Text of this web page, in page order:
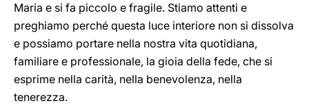
Maria e si fa piccolo e fragile. Stiamo attenti e
preghiamo perché questa luce interiore non si dissolva
e possiamo portare nella nostra vita quotidiana,
familiare e professionale, la gioia della fede, che si
esprime nella carità, nella benevolenza, nella
tenerezza.